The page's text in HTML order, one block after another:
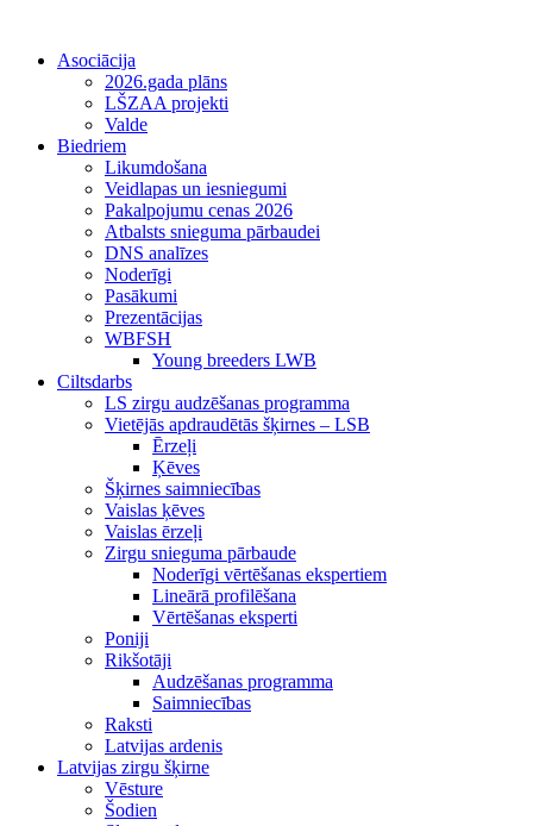
Asociācija
2026.gada plāns
LŠZAA projekti
Valde
Biedriem
Likumdošana
Veidlapas un iesniegumi
Pakalpojumu cenas 2026
Atbalsts snieguma pārbaudei
DNS analīzes
Noderīgi
Pasākumi
Prezentācijas
WBFSH
Young breeders LWB
Ciltsdarbs
LS zirgu audzēšanas programma
Vietējās apdraudētās šķirnes – LSB
Ērzeļi
Ķēves
Šķirnes saimniecības
Vaislas ķēves
Vaislas ērzeļi
Zirgu snieguma pārbaude
Noderīgi vērtēšanas ekspertiem
Lineārā profilēšana
Vērtēšanas eksperti
Poniji
Rikšotāji
Audzēšanas programma
Saimniecības
Raksti
Latvijas ardenis
Latvijas zirgu šķirne
Vēsture
Šodien